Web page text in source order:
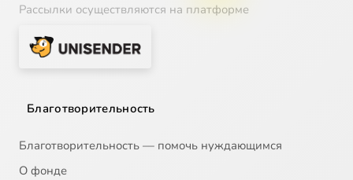
Рассылки осуществляются на платформе
Благотворительность
Благотворительность — помочь нуждающимся
О фонде